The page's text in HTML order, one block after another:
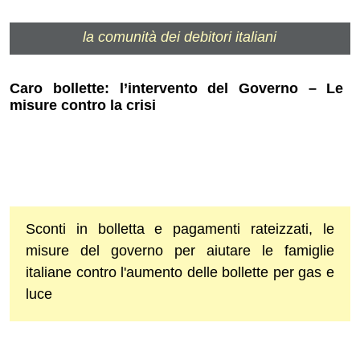
la comunità dei debitori italiani
Caro bollette: l’intervento del Governo – Le
misure contro la crisi
Sconti in bolletta e pagamenti rateizzati, le
misure del governo per aiutare le famiglie
italiane contro l'aumento delle bollette per gas e
luce